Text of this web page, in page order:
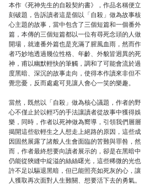
本作《死神先生的自殺契約書》，作品名稱便立
刻破題，告訴讀者這是個以「自殺」做為故事核
心主題的故事，當中包含了三個短篇和一個番外
篇，本傳的三個短篇都以一位有尋死念頭的人做
開場，就連番外篇也是充滿了腥風血雨，然而作
者巧妙地透過幾位性格、年齡、外貌皆迥異的死
神，甫以幽默輕快的筆觸，調和了可能會流於過
度黑暗、深沉的故事走向，使得本作讀來非但不
覺悲憂，反而處處可見讓人會心一笑的樂趣。
當然，既然以「自殺」做為核心議題，作者的野
心不僅止於以輕巧的手法讓讀者從故事中獲得娛
樂，同時，作者以死神做為嚮導，引領我們層層
揭開這些欲輕生之人想走上絕路的原因，這些成
因固然展露了諸般人生會面臨的苦難與罪咎，然
而，作者最終想要向讀者展示的，卻是在黑暗中
仍能從狹縫中綻溢的絲絲曙光，這些稀微的光也
許不足以驅退黑暗，但已能照亮如死灰的心，讓
人獲取再次面對人生難關、想要活下去的勇氣。